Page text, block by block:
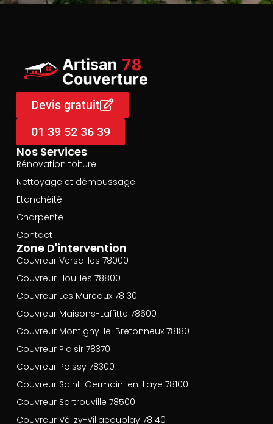
Zone D'intervention
Couvreur Versailles 78000
Couvreur Houilles 78800
Couvreur Les Mureaux 78130
Couvreur Maisons-Laffitte 78600
Couvreur Montigny-le-Bretonneux 78180
Couvreur Plaisir 78370
Couvreur Poissy 78300
Couvreur Saint-Germain-en-Laye 78100
Couvreur Sartrouville 78500
Couvreur Vélizy-Villacoublay 78140
Nos Services
Rénovation toiture
Nettoyage et démoussage
Etanchéité
Charpente
Contact
Devis gratuit
01 39 52 36 39